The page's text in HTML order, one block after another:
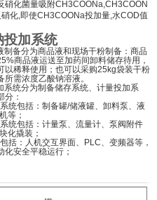
硝化菌量吸附CH3COONa,CH3COON
化,即使CH3COONa投加量,水COD值
投加系统
制备分为商品液和现场干粉制备：商品
商品液运送至加药间卸料储存待用，
以稀释使用；也可以采购25kg袋装干粉
需浓度乙酸钠溶液。
系统分为制备储存系统、计量投加系
分：
统包括：制备罐/储液罐、卸料泵、液
等；
统包括：计量泵、流量计、泵阀附件
化撬装；
括：人机交互界面、 PLC、变频器等，
化安全平稳运行；